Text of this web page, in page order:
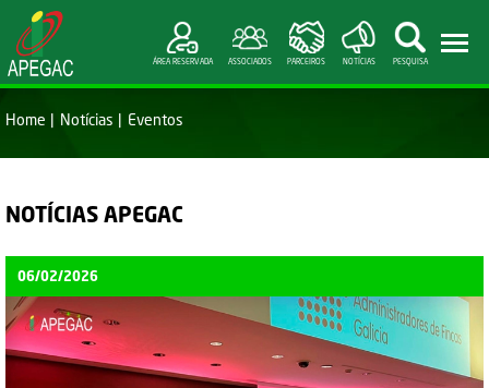
ÁREA RESERVADA ASSOCIADOS PARCEIROS NOTÍCIAS PESQUISA
Home Notícias Eventos
NOTÍCIAS APEGAC
06/02/2026